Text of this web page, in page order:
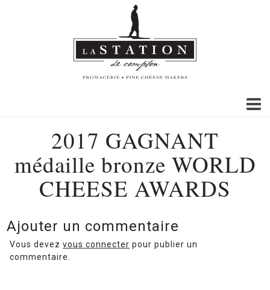
2017 GAGNANT
médaille bronze WORLD
CHEESE AWARDS
Ajouter un commentaire
Vous devezvous connecter pour publier un
commentaire.